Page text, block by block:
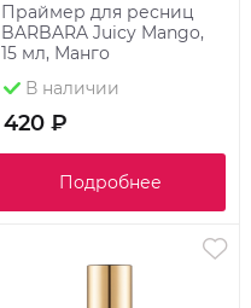
Праймер для ресниц
BARBARA Juicy Mango,
15 мл, Манго
В наличии
420 ₽
Подробнее